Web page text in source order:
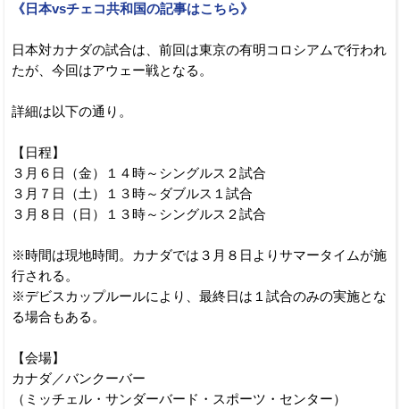
《日本vsチェコ共和国の記事はこちら》
日本対カナダの試合は、前回は東京の有明コロシアムで行われ
たが、今回はアウェー戦となる。
詳細は以下の通り。
【日程】
３月６日（金）１４時～シングルス２試合
３月７日（土）１３時～ダブルス１試合
３月８日（日）１３時～シングルス２試合
※時間は現地時間。カナダでは３月８日よりサマータイムが施
行される。
※デビスカップルールにより、最終日は１試合のみの実施とな
る場合もある。
【会場】
カナダ／バンクーバー
（ミッチェル・サンダーバード・スポーツ・センター）